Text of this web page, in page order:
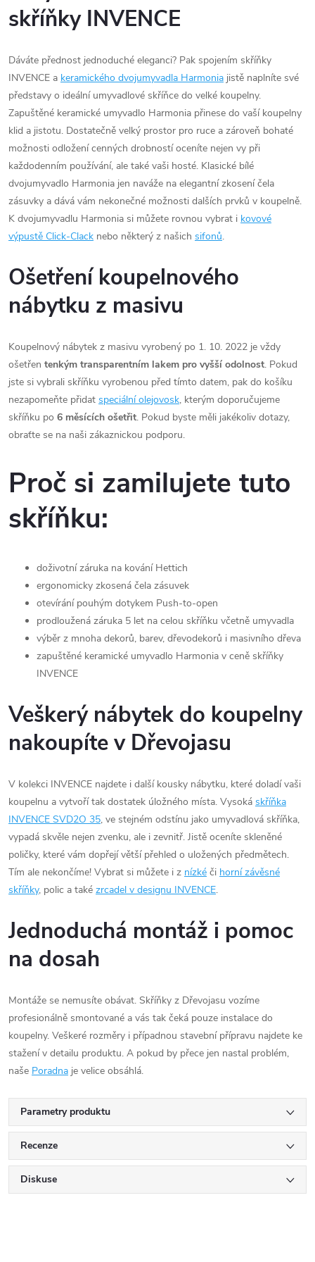
skříňky INVENCE
Dáváte přednost jednoduché eleganci? Pak spojením skříňky
INVENCE a keramického dvojumyvadla Harmonia jistě naplníte své
představy o ideální umyvadlové skříňce do velké koupelny.
Zapuštěné keramické umyvadlo Harmonia přinese do vaší koupelny
klid a jistotu. Dostatečně velký prostor pro ruce a zároveň bohaté
možnosti odložení cenných drobností oceníte nejen vy při
každodenním používání, ale také vaši hosté. Klasické bílé
dvojumyvadlo Harmonia jen naváže na elegantní zkosení čela
zásuvky a dává vám nekonečné možnosti dalších prvků v koupelně.
K dvojumyvadlu Harmonia si můžete rovnou vybrat i kovové
výpustě Click-Clack nebo některý z našich sifonů.
Ošetření koupelnového
nábytku z masivu
Koupelnový nábytek z masivu vyrobený po 1. 10. 2022 je vždy
ošetřen tenkým transparentním lakem pro vyšší odolnost. Pokud
jste si vybrali skříňku vyrobenou před tímto datem, pak do košíku
nezapomeňte přidat speciální olejovosk, kterým doporučujeme
skříňku po 6 měsících ošetřit. Pokud byste měli jakékoliv dotazy,
obraťte se na naši zákaznickou podporu.
Proč si zamilujete tuto
skříňku:
doživotní záruka na kování Hettich
ergonomicky zkosená čela zásuvek
otevírání pouhým dotykem Push-to-open
prodloužená záruka 5 let na celou skříňku včetně umyvadla
výběr z mnoha dekorů, barev, dřevodekorů i masivního dřeva
zapuštěné keramické umyvadlo Harmonia v ceně skříňky
INVENCE
Veškerý nábytek do koupelny
nakoupíte v Dřevojasu
V kolekci INVENCE najdete i další kousky nábytku, které doladí vaši
koupelnu a vytvoří tak dostatek úložného místa. Vysoká skříňka
INVENCE SVD2O 35, ve stejném odstínu jako umyvadlová skříňka,
vypadá skvěle nejen zvenku, ale i zevnitř. Jistě oceníte skleněné
poličky, které vám dopřejí větší přehled o uložených předmětech.
Tím ale nekončíme! Vybrat si můžete i z nízké či horní závěsné
skříňky, polic a také zrcadel v designu INVENCE.
Jednoduchá montáž i pomoc
na dosah
Montáže se nemusíte obávat. Skříňky z Dřevojasu vozíme
profesionálně smontované a vás tak čeká pouze instalace do
koupelny. Veškeré rozměry i případnou stavební přípravu najdete ke
stažení v detailu produktu. A pokud by přece jen nastal problém,
naše Poradna je velice obsáhlá.
Parametry produktu
Recenze
Diskuse